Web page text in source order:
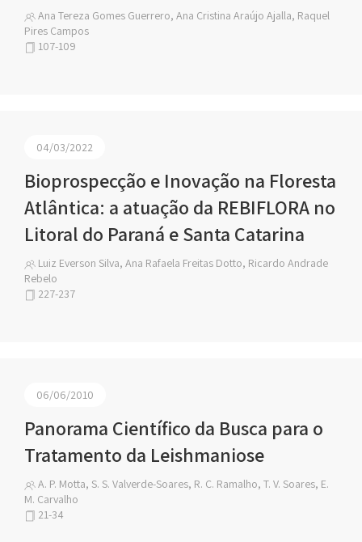
Ana Tereza Gomes Guerrero, Ana Cristina Araújo Ajalla, Raquel
Pires Campos
107-109
04/03/2022
Bioprospecção e Inovação na Floresta
Atlântica: a atuação da REBIFLORA no
Litoral do Paraná e Santa Catarina
Luiz Everson Silva, Ana Rafaela Freitas Dotto, Ricardo Andrade
Rebelo
227-237
06/06/2010
Panorama Científico da Busca para o
Tratamento da Leishmaniose
A. P. Motta, S. S. Valverde-Soares, R. C. Ramalho, T. V. Soares, E.
M. Carvalho
21-34